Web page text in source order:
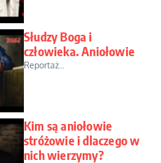
Słudzy Boga i
człowieka. Aniołowie
Reportaż...
Kim są aniołowie
stróżowie i dlaczego w
nich wierzymy?